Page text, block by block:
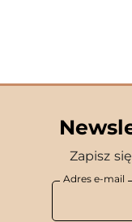
Zapisz
Adres e-mail